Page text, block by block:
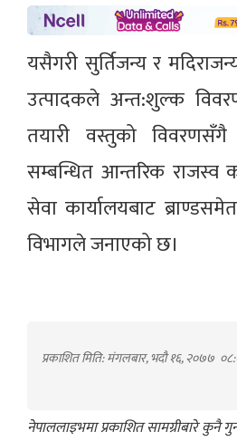
यसैगरी सुर्तिजन्य र
उत्पादकले अन्त:शुल्क
तयारी वस्तुको
सम्बन्धित आन्तरिक राजस्व
सेवा कार्यालयबाट
विभागले जनाएको छ।
प्रकाशित मिति: मंगलबार, भदौ १६, २०७७
नेपाललाइभमा प्रकाशित सामग्रीबारे कुनै